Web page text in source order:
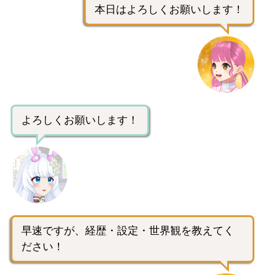
本日はよろしくお願いします！
よろしくお願いします！
早速ですが、経歴・設定・世界観を教えてく
ださい！